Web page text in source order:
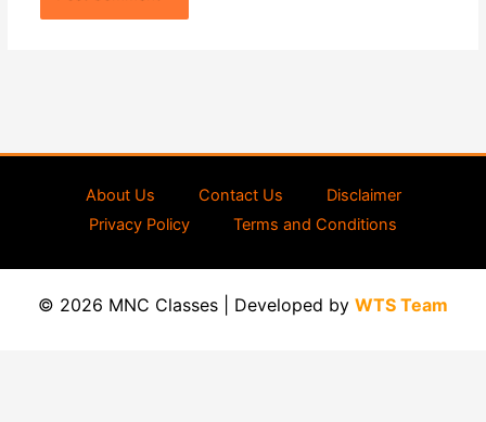
About Us Contact Us
Disclaimer
Privacy Policy
Terms and Conditions
© 2026 MNC Classes | Developed by WTS Team